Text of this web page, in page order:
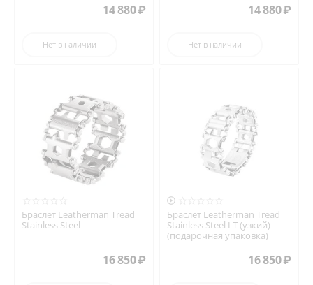
14 880₽
Нет в наличии
14 880₽
Нет в наличии
Браслет Leatherman Tread
Stainless Steel
16 850₽

Браслет Leatherman Tread
Stainless Steel LT (узкий)
(подарочная упаковка)
16 850₽